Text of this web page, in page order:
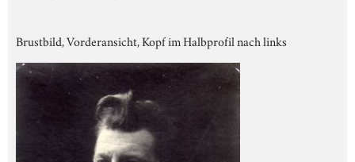
Brustbild, Vorderansicht, Kopf im Halbprofil nach links